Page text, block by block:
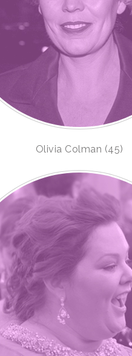
Olivia Colman (45)